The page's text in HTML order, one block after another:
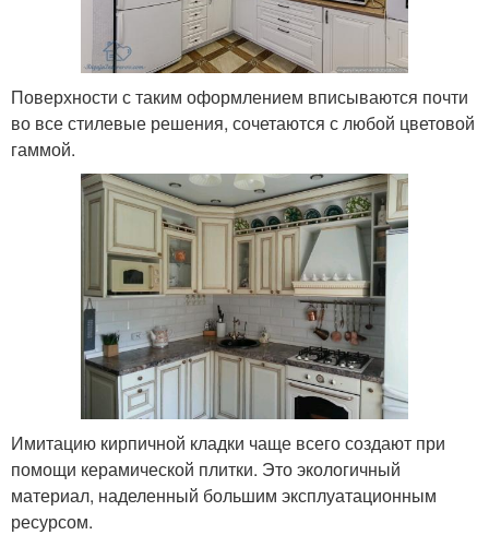
Поверхности с таким оформлением вписываются почти
во все стилевые решения, сочетаются с любой цветовой
гаммой.
Имитацию кирпичной кладки чаще всего создают при
помощи керамической плитки. Это экологичный
материал, наделенный большим эксплуатационным
ресурсом.